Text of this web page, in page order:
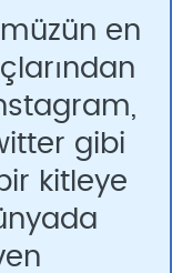
en
gibi
kitleye